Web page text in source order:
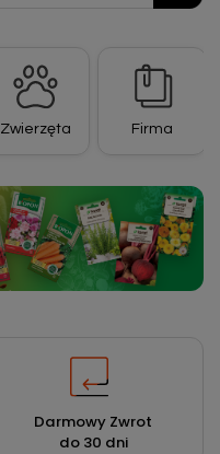
Firma
Zwierzęta
Darmowy Zwrot
do 30 dni